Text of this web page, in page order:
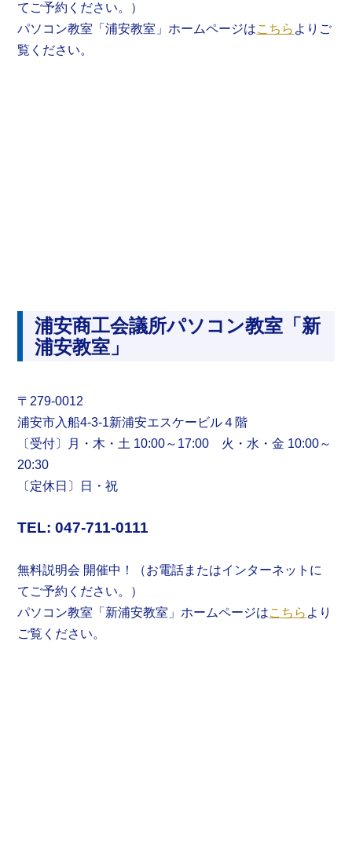
てご予約ください。）
パソコン教室「浦安教室」ホームページはこちら よりご
覧ください。
浦安商工会議所パソコン教室「新
浦安教室」
〒279-0012
浦安市入船4-3-1新浦安エスケービル４階
〔受付〕月・木・土 10:00～17:00 火・水・金 10:00～
20:30
〔定休日〕日・祝
TEL: 047-711-0111
無料説明会 開催中！（お電話またはインターネットに
てご予約ください。）
パソコン教室「新浦安教室」ホームページはこちら より
ご覧ください。